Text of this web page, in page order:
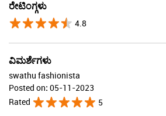
ರೇಟಿಂಗ್ಗಳು
4.8
ವಿಮರ್ಶೆಗಳು
swathu fashionista
Posted on: 05-11-2023
Rated
5